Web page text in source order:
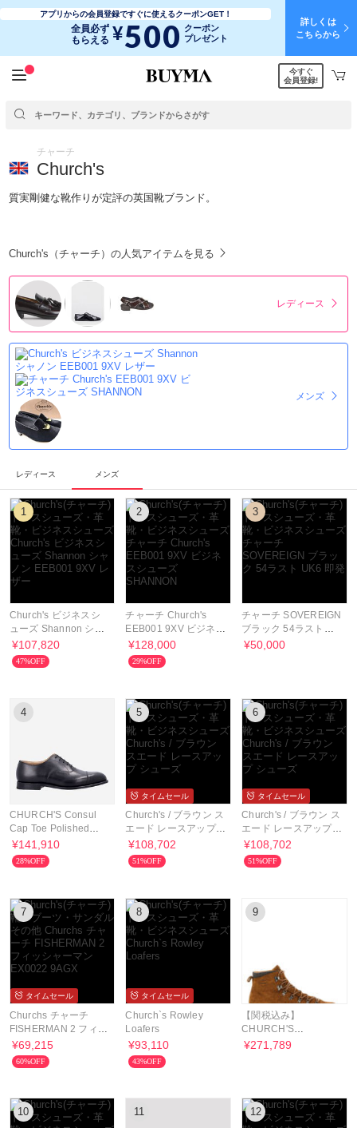
アプリからの会員登録ですぐに使えるクーポンGET！
全員必ず
もらえる ¥500 クーポン
プレゼント
詳しくは
こちらから
今すぐ
会員登録!
チャーチ
Church's
質実剛健な靴作りが定評の英国靴ブランド。
Church's（チャーチ）の人気アイテムを見る
レディース
メンズ
レディース メンズ
1
Church's ビジネスシ
ューズ Shannon シャ
ノン EEB001 9XV レ
ザー
¥107,820
47%OFF
2
チャーチ Church's
EEB001 9XV ビジネス
シューズ SHANNON
¥128,000
29%OFF
3
チャーチ SOVEREIGN
ブラック 54ラスト
UK6 即発
¥50,000
4
CHURCH'S Consul
Cap Toe Polished
Leather Oxford
¥141,910
28%OFF
5
タイムセール
Church's / ブラウン ス
エード レースアップ
シューズ
¥108,702
51%OFF
6
タイムセール
Church's / ブラウン ス
エード レースアップ
シューズ
¥108,702
51%OFF
7
タイムセール
Churchs チャーチ
FISHERMAN 2 フィッ
シャーマン EX0022
9AGX
¥69,215
60%OFF
8
タイムセール
Church`s Rowley
Loafers
¥93,110
43%OFF
9
【関税込み】
CHURCH'S
POULTON' ANKLE
¥271,789
10 11 12